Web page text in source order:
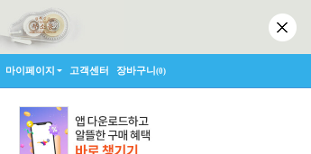
마이페이지 고객센터 장바구니(0)